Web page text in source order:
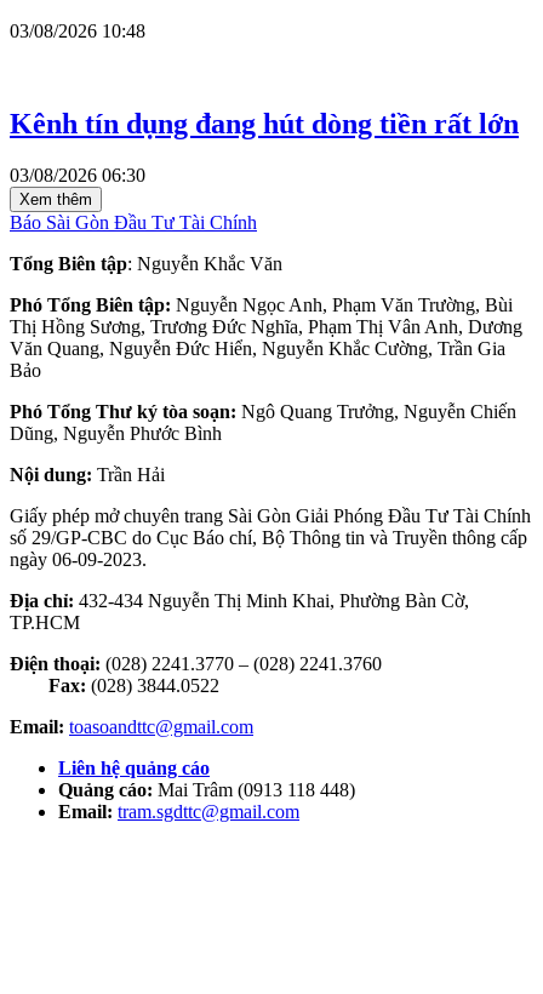
03/08/2026 10:48
Kênh tín dụng đang hút dòng tiền rất lớn
03/08/2026 06:30
Xem thêm
Báo Sài Gòn Đầu Tư Tài Chính
Tổng Biên tập: Nguyễn Khắc Văn
Phó Tổng Biên tập: Nguyễn Ngọc Anh, Phạm Văn Trường, Bùi
Thị Hồng Sương, Trương Đức Nghĩa, Phạm Thị Vân Anh, Dương
Văn Quang, Nguyễn Đức Hiển, Nguyễn Khắc Cường, Trần Gia
Bảo
Phó Tổng Thư ký tòa soạn: Ngô Quang Trưởng, Nguyễn Chiến
Dũng, Nguyễn Phước Bình
Nội dung: Trần Hải
Giấy phép mở chuyên trang Sài Gòn Giải Phóng Đầu Tư Tài Chính
số 29/GP-CBC do Cục Báo chí, Bộ Thông tin và Truyền thông cấp
ngày 06-09-2023.
Địa chỉ: 432-434 Nguyễn Thị Minh Khai, Phường Bàn Cờ,
TP.HCM
Điện thoại: (028) 2241.3770 – (028) 2241.3760
Fax: (028) 3844.0522
Email: toasoandttc@gmail.com
Liên hệ quảng cáo
Quảng cáo: Mai Trâm (0913 118 448)
Email: tram.sgdttc@gmail.com